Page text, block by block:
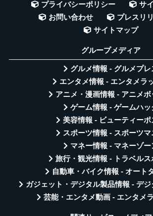
プライバシーポリシー
サ
お問い合わせ
プレスリ
サイトマップ
グループメディア
グルメ情報 - グルメプレ
エンタメ情報 - エンタメラ
アニメ・漫画情報 - アニメボ
ゲーム情報 - ゲームハッ
美容情報 - ビューティーポ
スポーツ情報 - スポーツマ
マネー情報 - マネーゾー
旅行・観光情報 - トラベルス
自動車・バイク情報 - オート
ガジェット・デジタル製品情報 - デジ
芸能・エンタメ動画 - エンタメ